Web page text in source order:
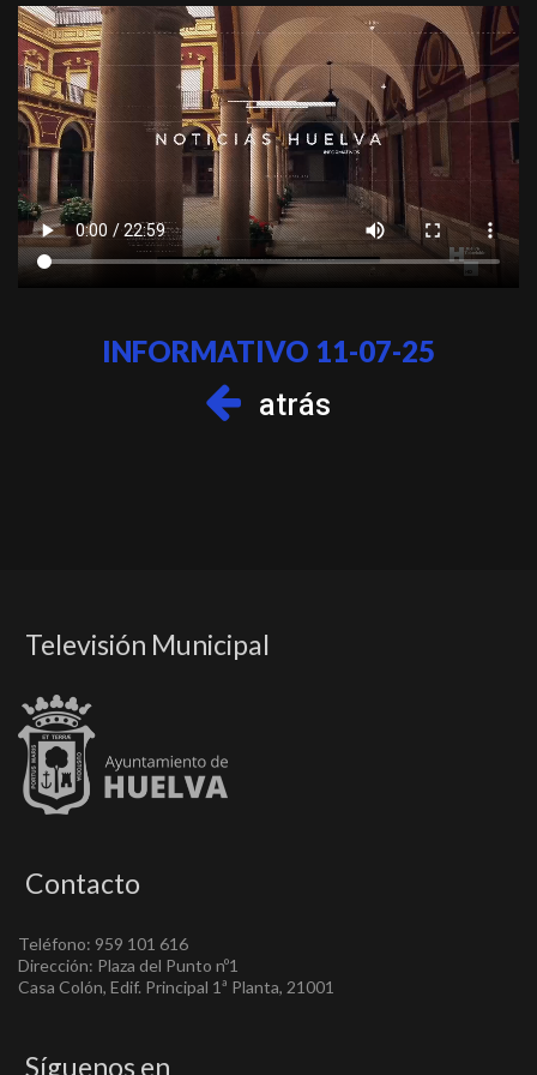
INFORMATIVO 11-07-25
atrás
Televisión Municipal
Contacto
Teléfono: 959 101 616
Dirección: Plaza del Punto nº1
Casa Colón, Edif. Principal 1ª Planta, 21001
Síguenos en